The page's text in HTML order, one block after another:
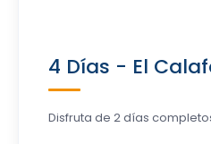
4 Días - El
Disfruta de 2 días